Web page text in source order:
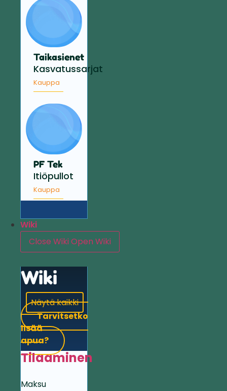
Taikasienet
Kasvatussarjat
Kauppa
PF Tek
Itiöpullot
Kauppa
Wiki
Close WikiOpen Wiki
Wiki
Näytä kaikki
Tarvitsetko
lisää
apua?
Tilaaminen
Maksu